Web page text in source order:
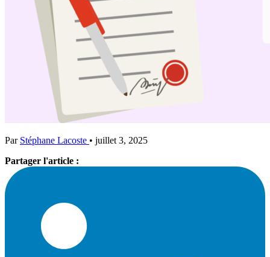
Par Stéphane Lacoste • juillet 3, 2025
Partager l'article :